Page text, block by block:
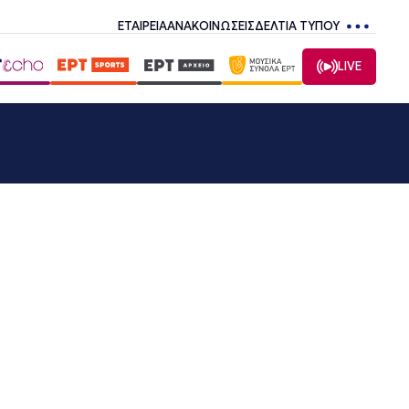
ΕΤΑΙΡΕΙΑΑΝΑΚΟΙΝΩΣΕΙΣΔΕΛΤΙΑ ΤΥΠΟΥ
LIVE